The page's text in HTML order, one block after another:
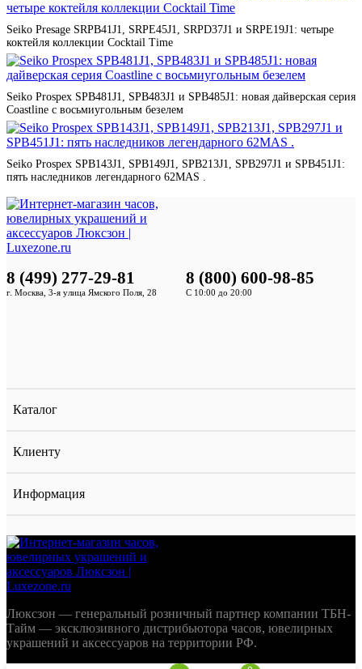
Seiko Presage SRPB41J1, SRPE45J1, SRPD37J1 и SRPE19J1: четыре
коктейля коллекции Cocktail Time
Seiko Prospex SPB481J1, SPB483J1 и SPB485J1: новая дайверская серия
Coastline с восьмиугольным безелем
Seiko Prospex SPB143J1, SPB149J1, SPB213J1, SPB297J1 и SPB451J1:
пять наследников легендарного 62MAS .
Каталог
Клиенту
Информация
8 (499) 277-29-81
г. Москва, 3-я улица Ямского Поля, 28
8 (800) 600-98-85
С 10:00 до 20:00
Люксзон — генеральный розничный партнер компании ТБН-
Тайм — эксклюзивного дистрибьютора часов, ювелирных
украшений и аксессуаров на территории РФ.